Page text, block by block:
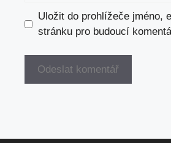
Uložit do prohlížeče jméno,
stránku pro budoucí